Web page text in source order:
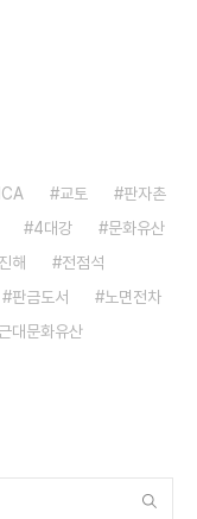
교토
판자촌
4대강
문화유산
진해
전점석
판금도서
노면전차
근대문화유산